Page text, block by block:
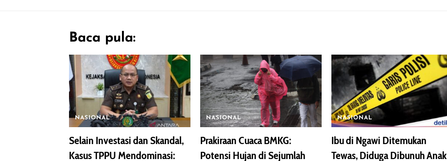
Baca pula:
NASIONAL
Selain Investasi dan Skandal,
Kasus TPPU Mendominasi:
NASIONAL
Prakiraan Cuaca BMKG:
Potensi Hujan di Sejumlah
NASIONAL
Ibu di Ngawi Ditemukan
Tewas, Diduga Dibunuh Anak